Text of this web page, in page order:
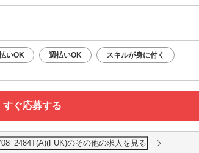
いOK 週払いOK スキルが身に付く
すぐ応募する
のその他の求人を見る